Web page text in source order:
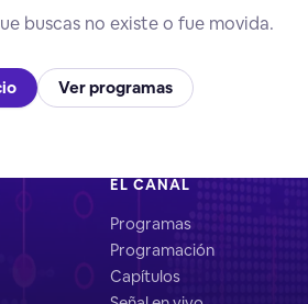
buscas no existe o fue movida.
Ver programas
EL CANAL
Programas
Programación
Capítulos